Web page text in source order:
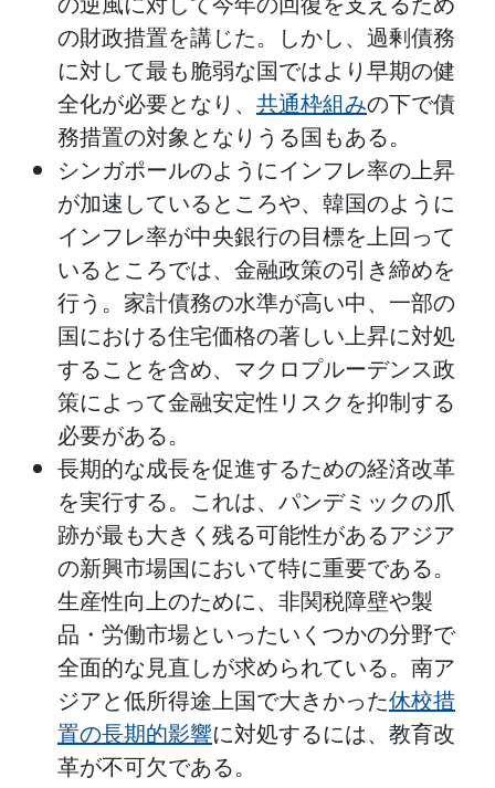
の財政措置を講じた。しかし、過剰債務
に対して最も脆弱な国ではより早期の健
全化が必要となり、 共通枠組みの下で債
務措置の対象となりうる国もある。
シンガポールのようにインフレ率の上昇
が加速しているところや、韓国のように
インフレ率が中央銀行の目標を上回って
いるところでは、金融政策の引き締めを
行う。家計債務の水準が高い中、一部の
国における住宅価格の著しい上昇に対処
することを含め、マクロプルーデンス政
策によって金融安定性リスクを抑制する
必要がある。
長期的な成長を促進するための経済改革
を実行する。これは、パンデミックの爪
跡が最も大きく残る可能性があるアジア
の新興市場国において特に重要である。
生産性向上のために、非関税障壁や製
品・労働市場といったいくつかの分野で
全面的な見直しが求められている。南ア
ジアと低所得途上国で大きかった休校措
置の長期的影響に対処するには、教育改
革が不可欠である。